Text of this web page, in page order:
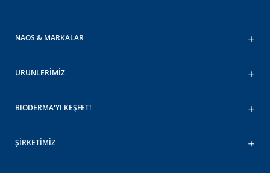
NAOS & MARKALAR
ÜRÜNLERİMİZ
BIODERMA'YI KEŞFET!
ŞİRKETİMİZ